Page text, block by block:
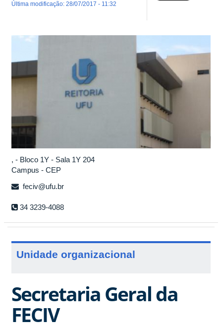
Última modificação: 28/07/2017 - 11:32
, - Bloco 1Y - Sala 1Y 204
Campus - CEP
feciv@ufu.br
34 3239-4088
Unidade organizacional
Secretaria Geral da
FECIV